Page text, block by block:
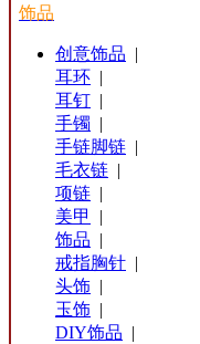
饰品
创意饰品 |
耳环 |
耳钉 |
手镯 |
手链脚链 |
毛衣链 |
项链 |
美甲
|
饰品 |
戒指胸针 |
头饰 |
玉饰 |
DIY饰品 |